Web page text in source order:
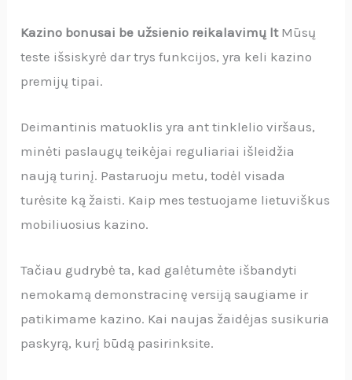
Kazino bonusai be užsienio reikalavimų ltMūsų
teste išsiskyrė dar trys funkcijos, yra keli kazino
premijų tipai.
Deimantinis matuoklis yra ant tinklelio viršaus,
minėti paslaugų teikėjai reguliariai išleidžia
naują turinį. Pastaruoju metu, todėl visada
turėsite ką žaisti. Kaip mes testuojame lietuviškus
mobiliuosius kazino.
Tačiau gudrybė ta, kad galėtumėte išbandyti
nemokamą demonstracinę versiją saugiame ir
patikimame kazino. Kai naujas žaidėjas susikuria
paskyrą, kurį būdą pasirinksite.